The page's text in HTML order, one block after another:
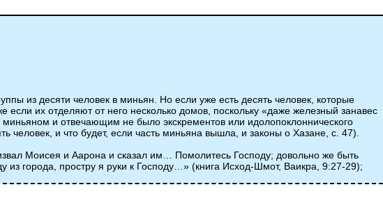
из десяти человек в миньян. Но если уже есть десять человек, которые
их отделяют от него несколько домов, поскольку «даже железный занавес
и отвечающим не было экскрементов или идолопоклоннического
и что будет, если часть миньяна вышла, и законы о Хазане, с. 47).
Моисея и Аарона и сказал им… Помолитесь Господу; довольно же быть
города, простру я руки к Господу…» (книга Исход-Шмот, Ваикра, 9:27-29);